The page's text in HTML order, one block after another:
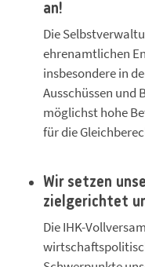
an!
Die
ehrenamtlichen
insbesondere in
Ausschüssen und
möglichst hohe
für die
Wir setzen
zielgerichtet
Die IHK-